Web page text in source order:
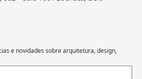
e novidades sobre arquitetura, design,